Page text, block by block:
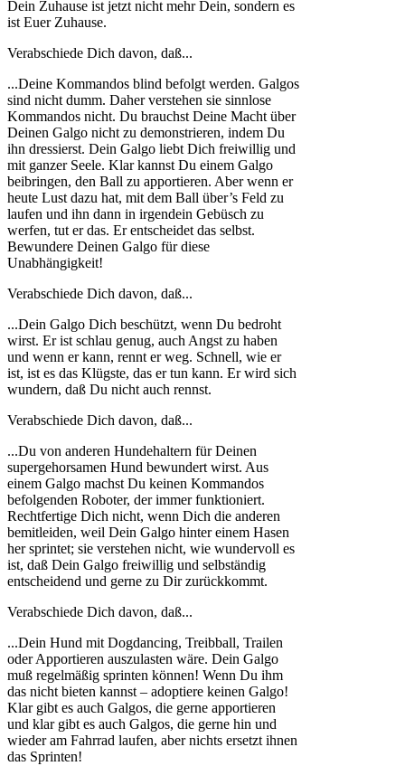
Dein Zuhause ist jetzt nicht mehr Dein, sondern es
ist Euer Zuhause.
Verabschiede Dich davon, daß...
...Deine Kommandos blind befolgt werden. Galgos
sind nicht dumm. Daher verstehen sie sinnlose
Kommandos nicht. Du brauchst Deine Macht über
Deinen Galgo nicht zu demonstrieren, indem Du
ihn dressierst. Dein Galgo liebt Dich freiwillig und
mit ganzer Seele. Klar kannst Du einem Galgo
beibringen, den Ball zu apportieren. Aber wenn er
heute Lust dazu hat, mit dem Ball über’s Feld zu
laufen und ihn dann in irgendein Gebüsch zu
werfen, tut er das. Er entscheidet das selbst.
Bewundere Deinen Galgo für diese
Unabhängigkeit!
Verabschiede Dich davon, daß...
...Dein Galgo Dich beschützt, wenn Du bedroht
wirst. Er ist schlau genug, auch Angst zu haben
und wenn er kann, rennt er weg. Schnell, wie er
ist, ist es das Klügste, das er tun kann. Er wird sich
wundern, daß Du nicht auch rennst.
Verabschiede Dich davon, daß...
...Du von anderen Hundehaltern für Deinen
supergehorsamen Hund bewundert wirst. Aus
einem Galgo machst Du keinen Kommandos
befolgenden Roboter, der immer funktioniert.
Rechtfertige Dich nicht, wenn Dich die anderen
bemitleiden, weil Dein Galgo hinter einem Hasen
her sprintet; sie verstehen nicht, wie wundervoll es
ist, daß Dein Galgo freiwillig und selbständig
entscheidend und gerne zu Dir zurückkommt.
Verabschiede Dich davon, daß...
...Dein Hund mit Dogdancing, Treibball, Trailen
oder Apportieren auszulasten wäre. Dein Galgo
muß regelmäßig sprinten können! Wenn Du ihm
das nicht bieten kannst – adoptiere keinen Galgo!
Klar gibt es auch Galgos, die gerne apportieren
und klar gibt es auch Galgos, die gerne hin und
wieder am Fahrrad laufen, aber nichts ersetzt ihnen
das Sprinten!